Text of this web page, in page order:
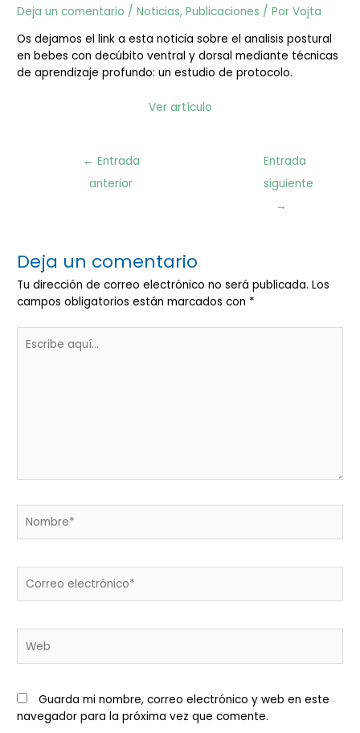
Deja un comentario /Noticias,Publicaciones / PorVojta
Os dejamos el link a esta noticia sobre el analisis postural
en bebes con decúbito ventral y dorsal mediante técnicas
de aprendizaje profundo: un estudio de protocolo.
Ver artículo
Navegación
entradas
← Entrada
anterior
Entrada
siguiente
→
Deja un comentario
Tu dirección de correo electrónico no será publicada. Los
campos obligatorios están marcados con *
aquí...
electrónico*
Guarda mi nombre, correo electrónico y web en este
navegador para la próxima vez que comente.